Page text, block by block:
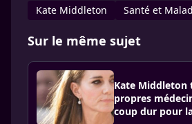
Kate Middleton
Santé et
Sur le même sujet
Kate Middleton
propres
coup dur pour